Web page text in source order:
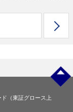
（東証グロース上